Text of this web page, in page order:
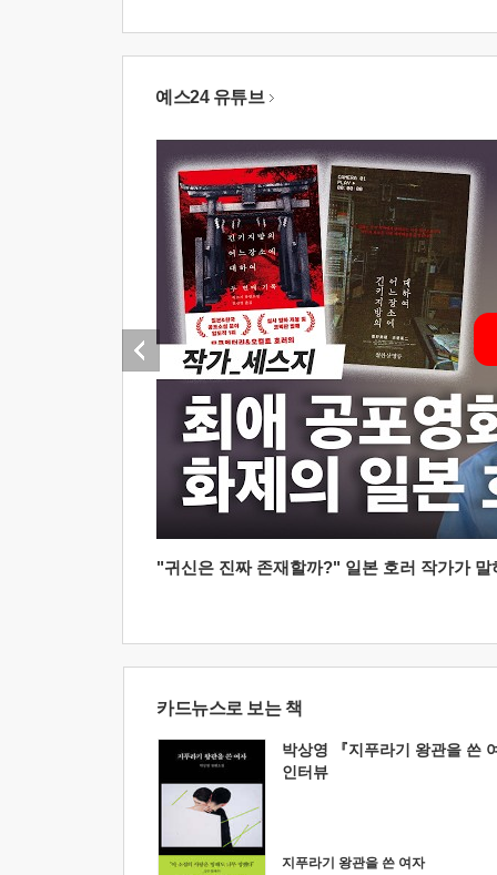
예스24 유튜브
"귀신은 진짜 존재할까?" 일본 호러 작가가
카드뉴스로 보는 책
박상영 『지푸라기 왕관을 쓴
인터뷰
지푸라기 왕관을 쓴 여자